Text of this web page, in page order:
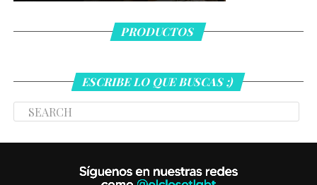
PRODUCTOS
ESCRIBE LO QUE BUSCAS ;)